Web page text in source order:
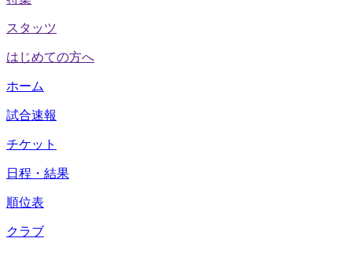
スタッツ
はじめての方へ
ホーム
試合速報
チケット
日程・結果
順位表
クラブ